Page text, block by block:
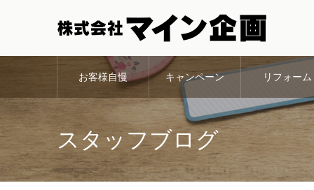
お客様自慢 キャンペーン リフォーム
スタッフブログ